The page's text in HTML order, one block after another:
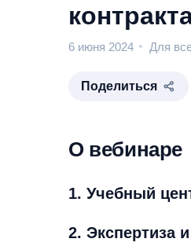
6 июня 2024 Для
Поделиться
О вебинаре
1. Учебный
2. Экспертиза